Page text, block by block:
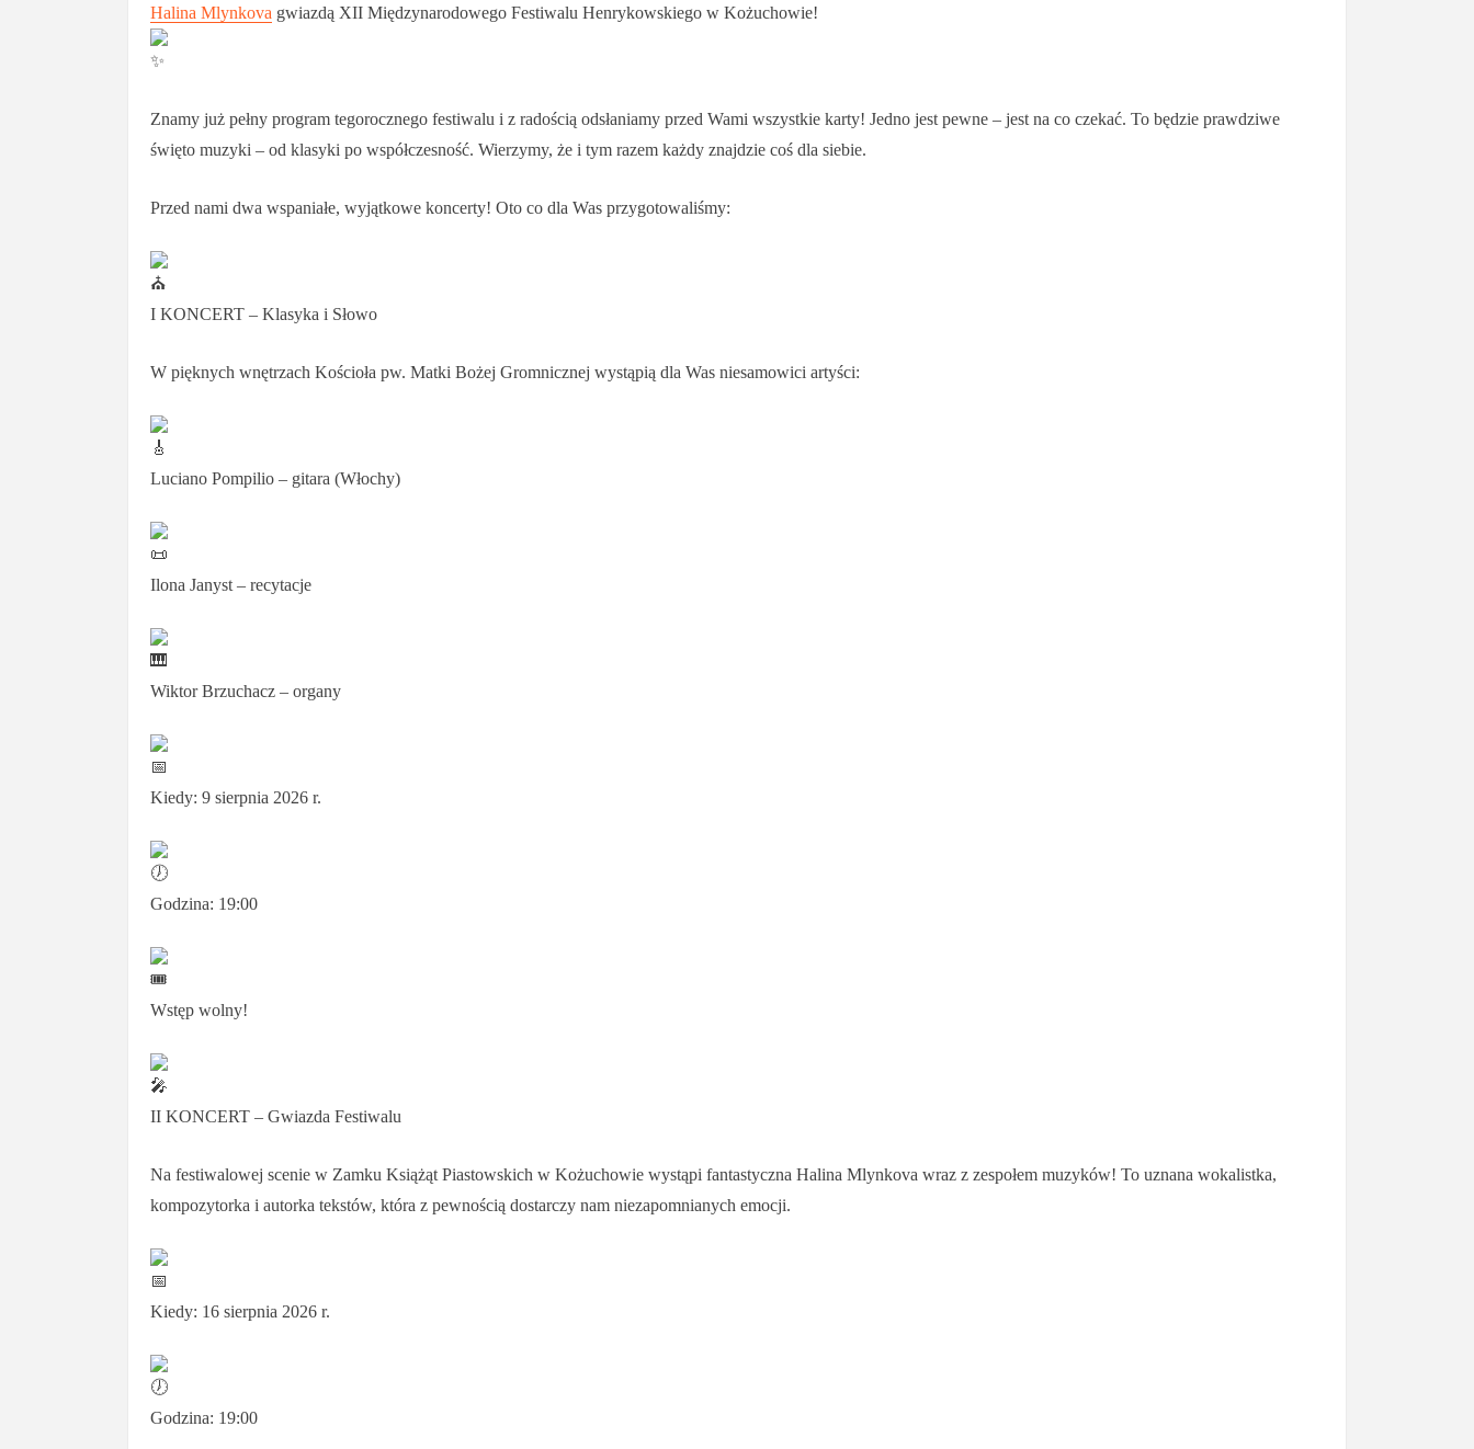
Halina Mlynkova gwiazdą XII Międzynarodowego Festiwalu Henrykowskiego w Kożuchowie!
Znamy już pełny program tegorocznego festiwalu i z radością odsłaniamy przed Wami wszystkie karty! Jedno jest pewne – jest na co czekać. To będzie prawdziwe
święto muzyki – od klasyki po współczesność. Wierzymy, że i tym razem każdy znajdzie coś dla siebie.
Przed nami dwa wspaniałe, wyjątkowe koncerty! Oto co dla Was przygotowaliśmy:
I KONCERT – Klasyka i Słowo
W pięknych wnętrzach Kościoła pw. Matki Bożej Gromnicznej wystąpią dla Was niesamowici artyści:
Luciano Pompilio – gitara (Włochy)
Ilona Janyst – recytacje
Wiktor Brzuchacz – organy
Kiedy: 9 sierpnia 2026 r.
Godzina: 19:00
Wstęp wolny!
II KONCERT – Gwiazda Festiwalu
Na festiwalowej scenie w Zamku Książąt Piastowskich w Kożuchowie wystąpi fantastyczna Halina Mlynkova wraz z zespołem muzyków! To uznana wokalistka,
kompozytorka i autorka tekstów, która z pewnością dostarczy nam niezapomnianych emocji.
Kiedy: 16 sierpnia 2026 r.
Godzina: 19:00